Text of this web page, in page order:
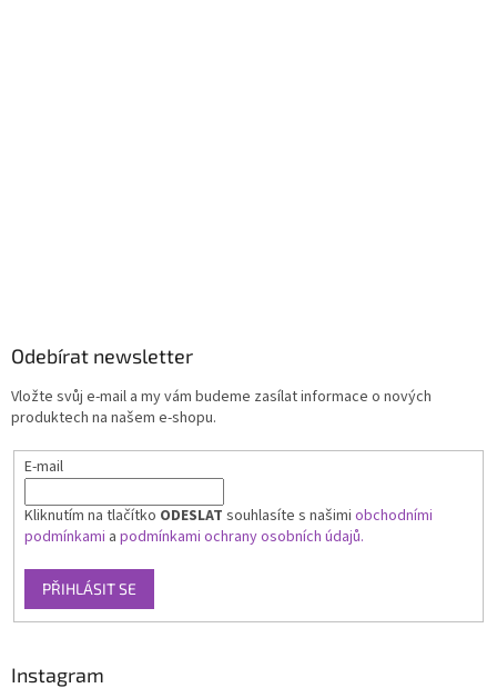
Odebírat newsletter
Vložte svůj e-mail a my vám budeme zasílat informace o nových
produktech na našem e-shopu.
E-mail
Kliknutím na tlačítko ODESLAT souhlasíte s našimi obchodními
podmínkami a podmínkami ochrany osobních údajů.
PŘIHLÁSIT SE
Instagram